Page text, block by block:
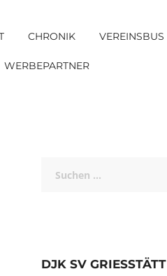
CHRONIK VEREINSBUS
WERBEPARTNER
nach:
DJK SV GRIESSTÄTT